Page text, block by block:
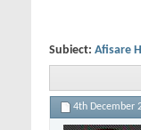
Subiect: Afisare
4th December